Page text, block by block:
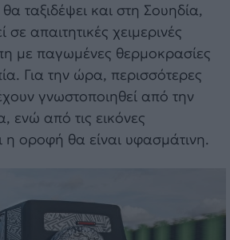
ταξιδέψει και στη Σουηδία,
απαιτητικές χειμερινές
με παγωμένες θερμοκρασίες
Για την ώρα, περισσότερες
γνωστοποιηθεί από την
ενώ από τις εικόνες
η οροφή θα είναι υφασμάτινη.